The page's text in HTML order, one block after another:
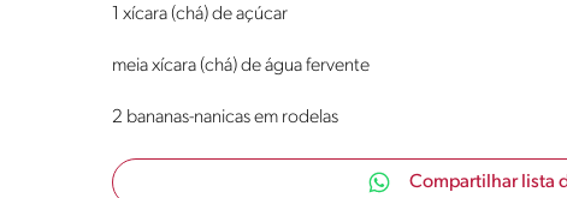
1 xícara (chá) de açúcar
meia xícara (chá) de água fervente
2 bananas-nanicas em rodelas
Compartilhar lista